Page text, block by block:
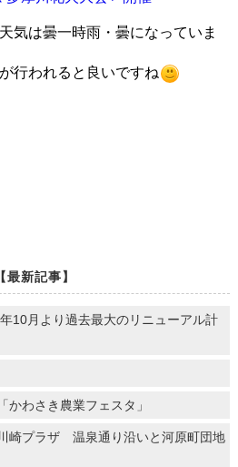
気は曇一時雨・曇になっていま
行われると良いですね
【最新記事】
10月より過去最大のリニューアル計
わさき農業フェスタ」
崎プラザ 温泉通り沿いと河原町団地